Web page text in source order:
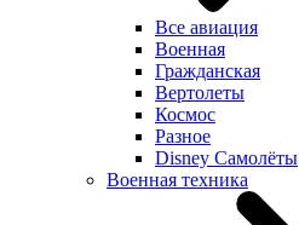
Все авиация
Военная
Гражданская
Вертолеты
Космос
Разное
Disney Самолёты
Военная техника